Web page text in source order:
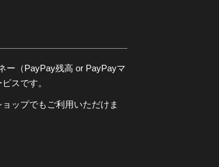
ー（PayPay残高 or PayPayマ
スです。
ップでもご利用いただけま